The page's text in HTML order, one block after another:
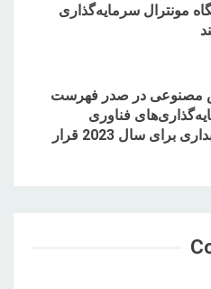
مونترال سرمایه‌گذاری
مصنوعی در صدر فهرست
فناوری
حسابداری برای سال 2023 قرار